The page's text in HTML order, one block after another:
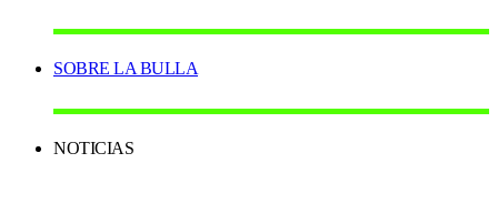
SOBRE LA BULLA
NOTICIAS